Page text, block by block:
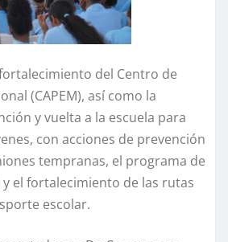
del Centro de
(CAPEM), así como la
y vuelta a la escuela para
con acciones de prevención
tempranas, el programa de
el fortalecimiento de las rutas
escolar.